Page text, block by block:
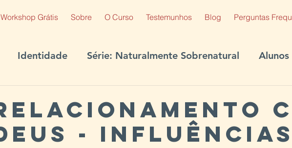
Grátis Sobre O Curso Testemunhos Blog Perguntas
Identidade Série: Naturalmente Sobrenatural
-